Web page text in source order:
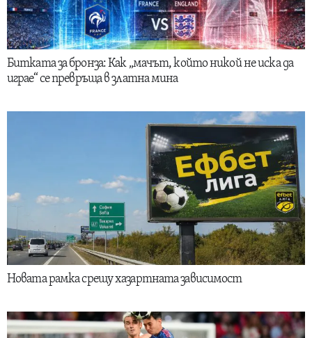
Битката за бронза: Как „мачът, който никой не иска да
играе“ се превръща в златна мина
Новата рамка срещу хазартната зависимост